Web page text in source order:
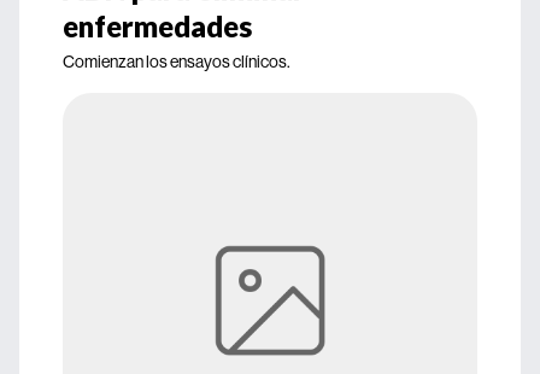
enfermedades
Comienzan los ensayos clínicos.